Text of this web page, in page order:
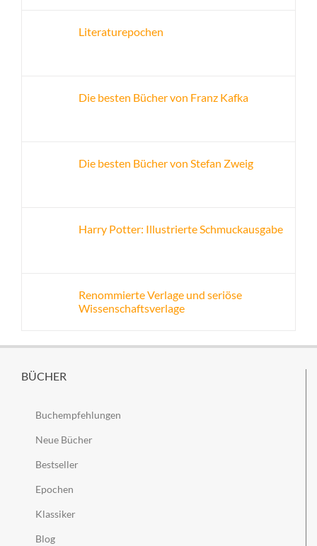
Literaturepochen
Die besten Bücher von Franz Kafka
Die besten Bücher von Stefan Zweig
Harry Potter: Illustrierte Schmuckausgabe
Renommierte Verlage und seriöse
Wissenschaftsverlage
BÜCHER
Buchempfehlungen
Neue Bücher
Bestseller
Epochen
Klassiker
Blog